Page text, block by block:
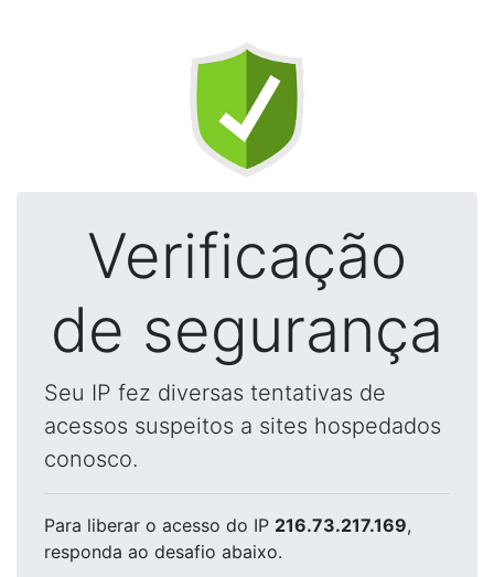
Verificação
de segurança
Seu IP fez diversas tentativas de
acessos suspeitos a sites hospedados
conosco.
Para liberar o acesso do IP 216.73.217.169,
responda ao desafio abaixo.